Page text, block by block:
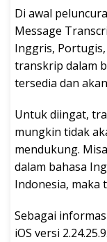
Di awal
Message
Inggris, Portugis,
transkrip dalam
tersedia dan
Untuk diingat,
mungkin tidak
mendukung.
dalam bahasa
Indonesia, maka
Sebagai
iOS versi